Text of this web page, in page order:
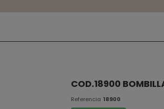
COD.18900
Referencia 18900